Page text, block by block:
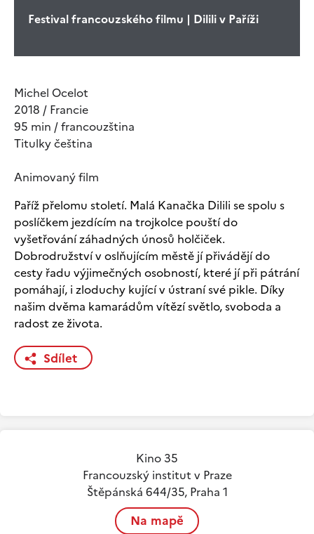
Festival francouzského filmu | Dilili v Paříži
Michel Ocelot
2018 / Francie
95 min / francouzština
Titulky čeština
Animovaný film
Paříž přelomu století. Malá Kanačka Dilili se spolu s
poslíčkem jezdícím na trojkolce pouští do
vyšetřování záhadných únosů holčiček.
Dobrodružství v oslňujícím městě jí přivádějí do
cesty řadu výjimečných osobností, které jí při pátrání
pomáhají, i zloduchy kující v ústraní své pikle. Díky
našim dvěma kamarádům vítězí světlo, svoboda a
radost ze života.
Sdílet
Kino 35
Francouzský institut v Praze
Štěpánská 644/35, Praha 1
Na mapě